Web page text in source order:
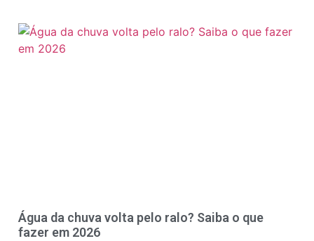
Água da chuva volta pelo ralo? Saiba o que
fazer em 2026